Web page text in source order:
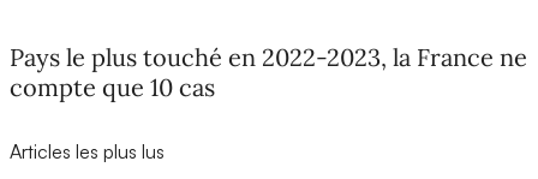
Pays le plus touché en 2022-2023, la France ne
compte que 10 cas
Articles les plus lus